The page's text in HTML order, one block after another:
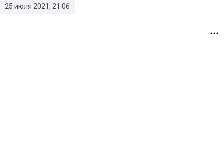
25 июля 2021, 21:06